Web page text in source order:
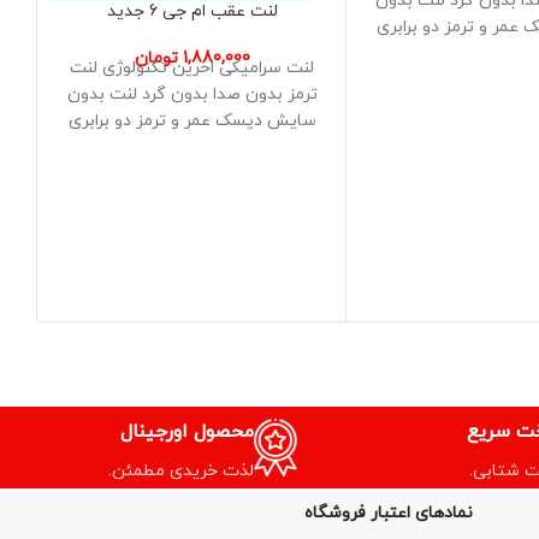
و ترمز دو برابری
لنت عقب ام جی 6 جدید
1,880,000 تومان
لنت سرامیکی اخرین تکنولوژی لنت
ترمز بدون صدا بدون گرد لنت بدون
سایش دیسک عمر و ترمز دو برابری
سریع
شتابی.
محصول اورجینال
لذت خریدی مطمئن.
نمادهای اعتبار فروشگاه